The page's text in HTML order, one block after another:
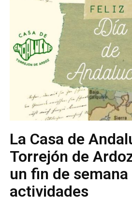
La Casa de
Torrejón de
un fin de
actividades